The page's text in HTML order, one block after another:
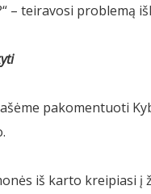
– teiravosi problemą
pakomentuoti
iš karto kreipiasi į